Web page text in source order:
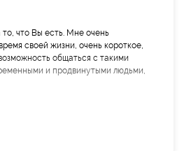
что Вы есть. Мне очень
своей жизни, очень короткое,
общаться с такими
и продвинутыми людьми,